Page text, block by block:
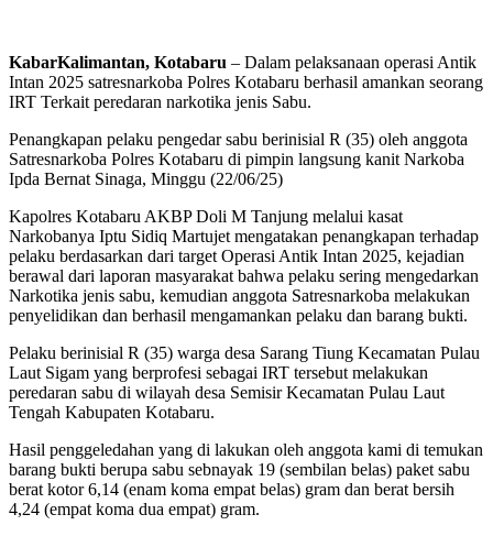
KabarKalimantan, Kotabaru – Dalam pelaksanaan operasi Antik
Intan 2025 satresnarkoba Polres Kotabaru berhasil amankan seorang
IRT Terkait peredaran narkotika jenis Sabu.
Penangkapan pelaku pengedar sabu berinisial R (35) oleh anggota
Satresnarkoba Polres Kotabaru di pimpin langsung kanit Narkoba
Ipda Bernat Sinaga, Minggu (22/06/25)
Kapolres Kotabaru AKBP Doli M Tanjung melalui kasat
Narkobanya Iptu Sidiq Martujet mengatakan penangkapan terhadap
pelaku berdasarkan dari target Operasi Antik Intan 2025, kejadian
berawal dari laporan masyarakat bahwa pelaku sering mengedarkan
Narkotika jenis sabu, kemudian anggota Satresnarkoba melakukan
penyelidikan dan berhasil mengamankan pelaku dan barang bukti.
Pelaku berinisial R (35) warga desa Sarang Tiung Kecamatan Pulau
Laut Sigam yang berprofesi sebagai IRT tersebut melakukan
peredaran sabu di wilayah desa Semisir Kecamatan Pulau Laut
Tengah Kabupaten Kotabaru.
Hasil penggeledahan yang di lakukan oleh anggota kami di temukan
barang bukti berupa sabu sebnayak 19 (sembilan belas) paket sabu
berat kotor 6,14 (enam koma empat belas) gram dan berat bersih
4,24 (empat koma dua empat) gram.